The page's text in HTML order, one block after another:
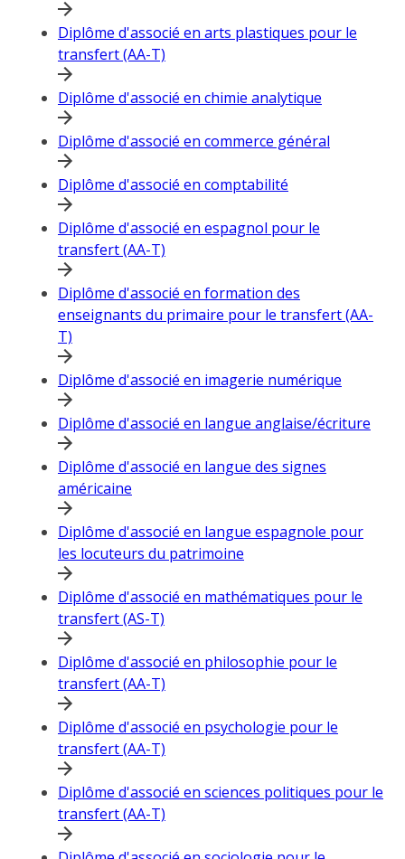
Diplôme d'associé en arts plastiques pour le
transfert (AA-T)
Diplôme d'associé en chimie analytique
Diplôme d'associé en commerce général
Diplôme d'associé en comptabilité
Diplôme d'associé en espagnol pour le
transfert (AA-T)
Diplôme d'associé en formation des
enseignants du primaire pour le transfert (AA-
T)
Diplôme d'associé en imagerie numérique
Diplôme d'associé en langue anglaise/écriture
Diplôme d'associé en langue des signes
américaine
Diplôme d'associé en langue espagnole pour
les locuteurs du patrimoine
Diplôme d'associé en mathématiques pour le
transfert (AS-T)
Diplôme d'associé en philosophie pour le
transfert (AA-T)
Diplôme d'associé en psychologie pour le
transfert (AA-T)
Diplôme d'associé en sciences politiques pour le
transfert (AA-T)